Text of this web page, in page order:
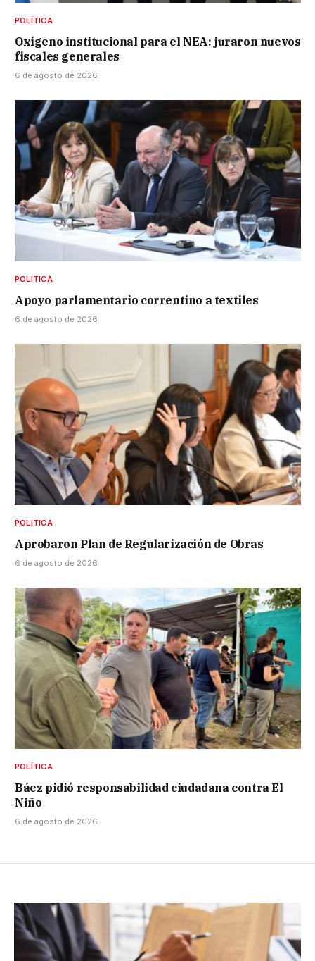
POLÍTICA
Oxígeno institucional para el NEA: juraron nuevos
fiscales generales
6 de agosto de 2026
POLÍTICA
Apoyo parlamentario correntino a textiles
6 de agosto de 2026
POLÍTICA
Aprobaron Plan de Regularización de Obras
6 de agosto de 2026
POLÍTICA
Báez pidió responsabilidad ciudadana contra El
Niño
6 de agosto de 2026